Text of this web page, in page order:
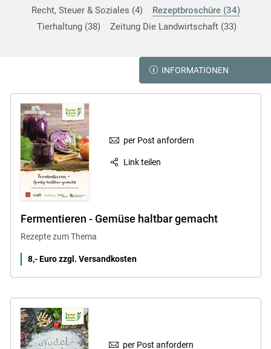
Recht, Steuer & Soziales 4 Rezeptbroschüre 34
Tierhaltung 38 Zeitung Die Landwirtschaft 33
INFORMATIONEN
per Post anfordern
Link teilen
Fermentieren - Gemüse haltbar gemacht
Rezepte zum Thema
8,- Euro zzgl. Versandkosten
per Post anfordern